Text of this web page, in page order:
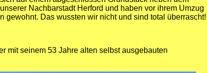
Nachbarstadt Herford und haben vor ihrem Umzug
gewohnt. Das wussten wir nicht und sind total überrascht!
mit seinem 53 Jahre alten selbst ausgebauten